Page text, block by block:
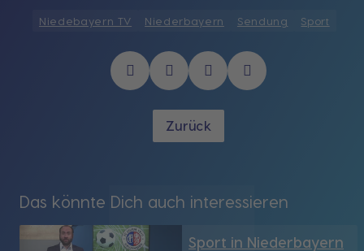
Niedebayern TV Niederbayern Sendung Sport
Zurück
Das könnte Dich auch interessieren
Sport in Niederbayern